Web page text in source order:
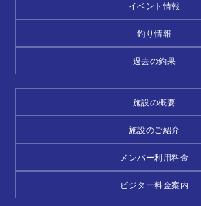
イベント情報
釣り情報
過去の釣果
施設の概要
施設のご紹介
メンバー利用料金
ビジター料金案内